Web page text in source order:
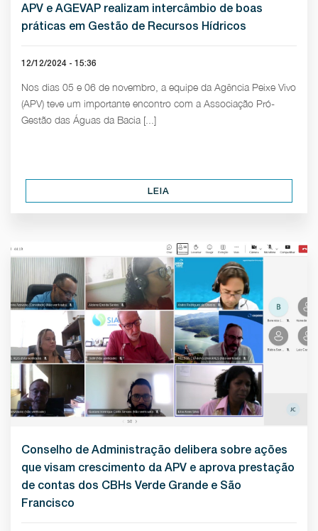
APV e AGEVAP realizam intercâmbio de boas
práticas em Gestão de Recursos Hídricos
12/12/2024 - 15:36
Nos dias 05 e 06 de novembro, a equipe da Agência Peixe Vivo
(APV) teve um importante encontro com a Associação Pró-
Gestão das Águas da Bacia [...]
LEIA
Conselho de Administração delibera sobre ações
que visam crescimento da APV e aprova prestação
de contas dos CBHs Verde Grande e São
Francisco